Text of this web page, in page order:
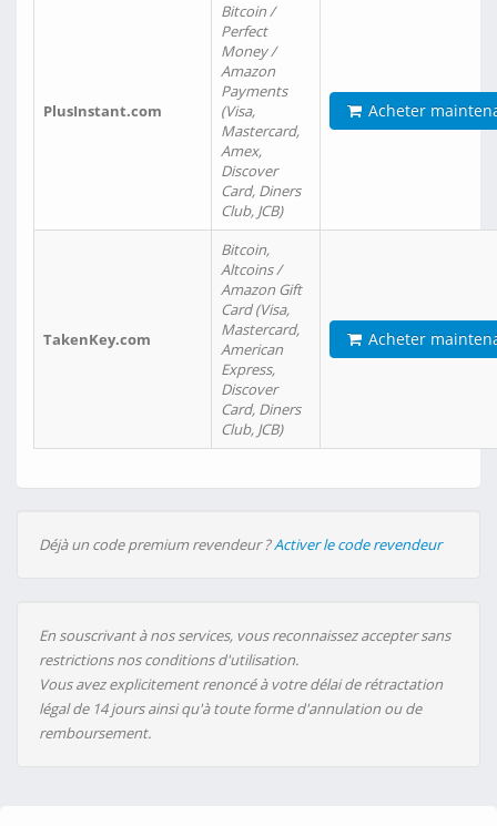
PlusInstant.com
Bitcoin /
Perfect
Money /
Amazon
Payments
(Visa,
Mastercard,
Amex,
Discover
Card, Diners
Club, JCB)
Acheter
TakenKey.com
Bitcoin,
Altcoins /
Amazon Gift
Card (Visa,
Mastercard,
American
Express,
Discover
Card, Diners
Club, JCB)
Acheter
Déjà un code premium revendeur ?Activer le code revendeur
En souscrivant à nos services, vous reconnaissez accepter sans
restrictions nos conditions d'utilisation.
Vous avez explicitement renoncé à votre délai de rétractation
légal de 14 jours ainsi qu'à toute forme d'annulation ou de
remboursement.